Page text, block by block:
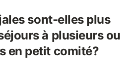
sont-elles plus
à plusieurs ou
en petit comité?